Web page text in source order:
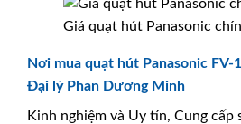
Giá quạt hút Panasonic
Nơi mua quạt hút Panasonic FV-
Đại lý Phan Dương Minh
Kinh nghiệm và Uy tín, Cung cấp